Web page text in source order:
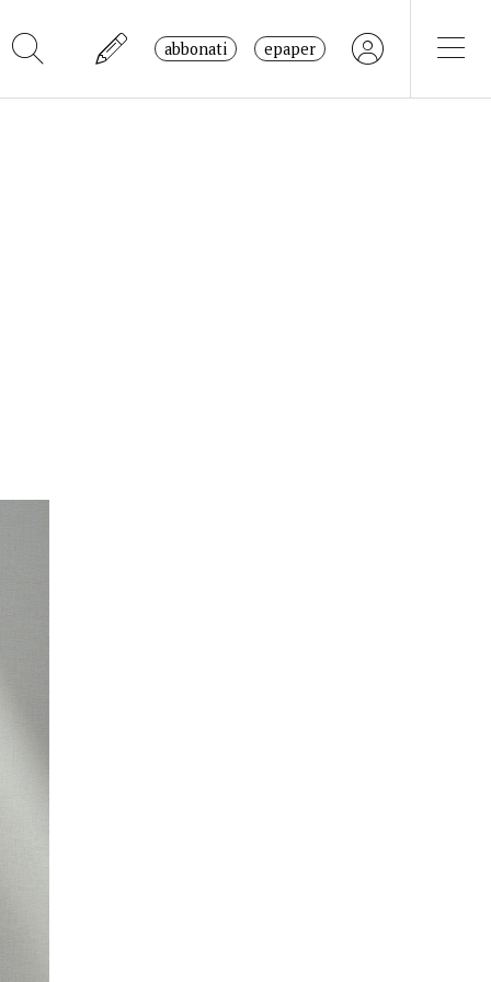
abbonati epaper